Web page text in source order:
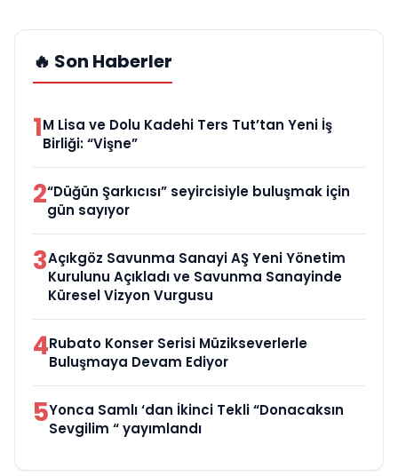
🔥 Son Haberler
1M Lisa ve Dolu Kadehi Ters Tut’tan Yeni İş
Birliği: “Vişne”
2“Düğün Şarkıcısı” seyircisiyle buluşmak için
gün sayıyor
3Açıkgöz Savunma Sanayi AŞ Yeni Yönetim
Kurulunu Açıkladı ve Savunma Sanayinde
Küresel Vizyon Vurgusu
4Rubato Konser Serisi Müzikseverlerle
Buluşmaya Devam Ediyor
5Yonca Samlı ‘dan İkinci Tekli “Donacaksın
Sevgilim “ yayımlandı